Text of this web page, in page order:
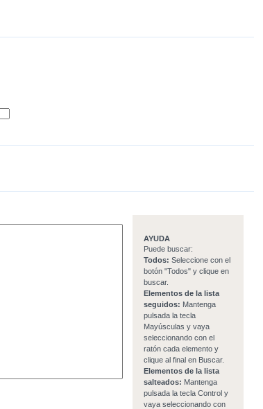
AYUDA
Puede buscar:
Todos: Seleccione con el
botón "Todos" y clique en
buscar.
Elementos de la lista
seguidos: Mantenga
pulsada la tecla
Mayúsculas y vaya
seleccionando con el
ratón cada elemento y
clique al final en Buscar.
Elementos de la lista
salteados: Mantenga
pulsada la tecla Control y
vaya seleccionando con